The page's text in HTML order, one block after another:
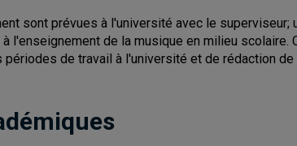
sont prévues à l'université avec le superviseur;
l'enseignement de la musique en milieu scolaire.
de travail à l'université et de rédaction